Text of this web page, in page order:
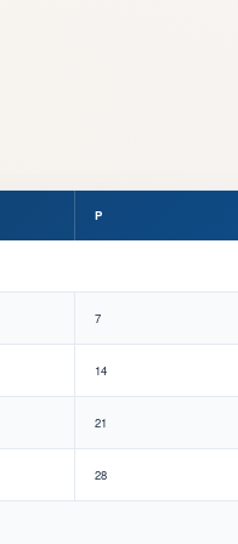
P
7
14
21
28